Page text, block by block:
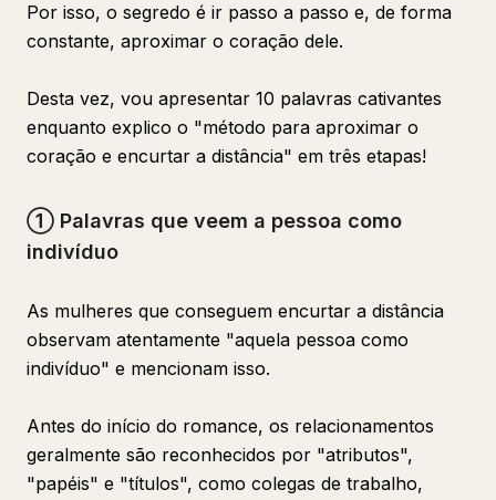
Por isso, o segredo é ir passo a passo e, de forma
constante, aproximar o coração dele.
Desta vez, vou apresentar 10 palavras cativantes
enquanto explico o "método para aproximar o
coração e encurtar a distância" em três etapas!
① Palavras que veem a pessoa como
indivíduo
As mulheres que conseguem encurtar a distância
observam atentamente "aquela pessoa como
indivíduo" e mencionam isso.
Antes do início do romance, os relacionamentos
geralmente são reconhecidos por "atributos",
"papéis" e "títulos", como colegas de trabalho,